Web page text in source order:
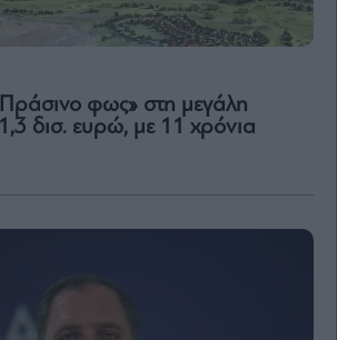
φως» στη μεγάλη
δισ. ευρώ, με 11 χρόνια